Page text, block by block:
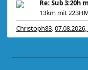
13km mit
Christoph83,